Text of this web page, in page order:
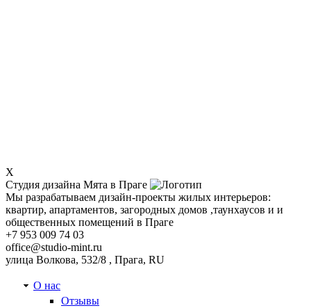
X
Студия дизайна Мята в Праге
Мы разрабатываем дизайн-проекты жилых интерьеров:
квартир, апартаментов, загородных домов ,таунхаусов и и
общественных помещений в Праге
+7 953 009 74 03
office@studio-mint.ru
улица Волкова, 532/8 , Прага, RU
О нас
Отзывы